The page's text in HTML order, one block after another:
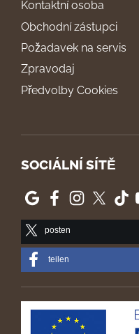
Kontaktní osoba
Obchodní zástupci
Požadavek na servis
Zpravodaj
Předvolby Cookies
SOCIÁLNÍ SÍTĚ
posten
teilen